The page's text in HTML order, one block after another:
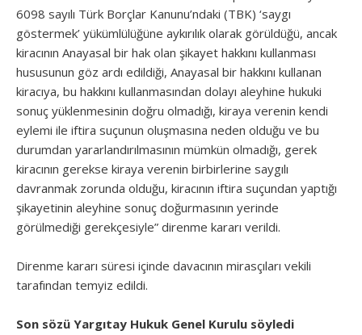
6098 sayılı Türk Borçlar Kanunu’ndaki (TBK) ‘saygı
göstermek’ yükümlülüğüne aykırılık olarak görüldüğü, ancak
kiracının Anayasal bir hak olan şikayet hakkını kullanması
hususunun göz ardı edildiği, Anayasal bir hakkını kullanan
kiracıya, bu hakkını kullanmasından dolayı aleyhine hukuki
sonuç yüklenmesinin doğru olmadığı, kiraya verenin kendi
eylemi ile iftira suçunun oluşmasına neden olduğu ve bu
durumdan yararlandırılmasının mümkün olmadığı, gerek
kiracının gerekse kiraya verenin birbirlerine saygılı
davranmak zorunda olduğu, kiracının iftira suçundan yaptığı
şikayetinin aleyhine sonuç doğurmasının yerinde
görülmediği gerekçesiyle” direnme kararı verildi.
Direnme kararı süresi içinde davacının mirasçıları vekili
tarafından temyiz edildi.
Son sözü Yargıtay Hukuk Genel Kurulu söyledi